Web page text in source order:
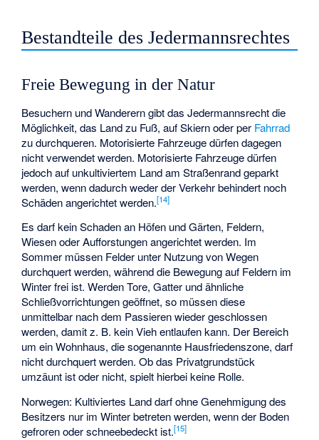
Bestandteile des Jedermannsrechtes
Freie Bewegung in der Natur
Besuchern und Wanderern gibt das Jedermannsrecht die
Möglichkeit, das Land zu Fuß, auf Skiern oder per Fahrrad
zu durchqueren. Motorisierte Fahrzeuge dürfen dagegen
nicht verwendet werden. Motorisierte Fahrzeuge dürfen
jedoch auf unkultiviertem Land am Straßenrand geparkt
werden, wenn dadurch weder der Verkehr behindert noch
Schäden angerichtet werden.[14]
Es darf kein Schaden an Höfen und Gärten, Feldern,
Wiesen oder Aufforstungen angerichtet werden. Im
Sommer müssen Felder unter Nutzung von Wegen
durchquert werden, während die Bewegung auf Feldern im
Winter frei ist. Werden Tore, Gatter und ähnliche
Schließvorrichtungen geöffnet, so müssen diese
unmittelbar nach dem Passieren wieder geschlossen
werden, damit z. B. kein Vieh entlaufen kann. Der Bereich
um ein Wohnhaus, die sogenannte Hausfriedenszone, darf
nicht durchquert werden. Ob das Privatgrundstück
umzäunt ist oder nicht, spielt hierbei keine Rolle.
Norwegen: Kultiviertes Land darf ohne Genehmigung des
Besitzers nur im Winter betreten werden, wenn der Boden
gefroren oder schneebedeckt ist.[15]